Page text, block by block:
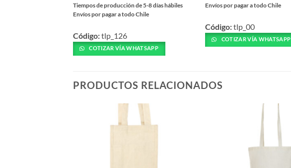
Tiempos de producción de 5-8 días hábiles
Envíos por pagar a todo Chile
producto
tiene
Las
Código:tlp_126
COTIZAR VÍA WHATSAPP
Envíos por pagar a todo Chile
producto
tiene
opciones
Código:tlp_00
COTIZAR VÍA WHATSAPP
PRODUCTOS RELACIONADOS